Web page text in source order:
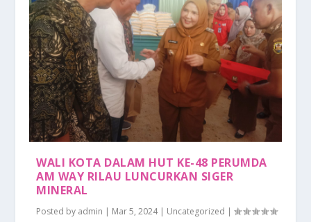
WALI KOTA DALAM HUT KE-48 PERUMDA
AM WAY RILAU LUNCURKAN SIGER
MINERAL
Posted by admin Mar 5, 2024| Uncategorized |